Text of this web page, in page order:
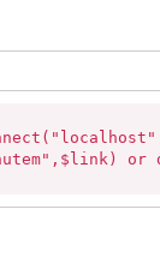
value=\"";
(